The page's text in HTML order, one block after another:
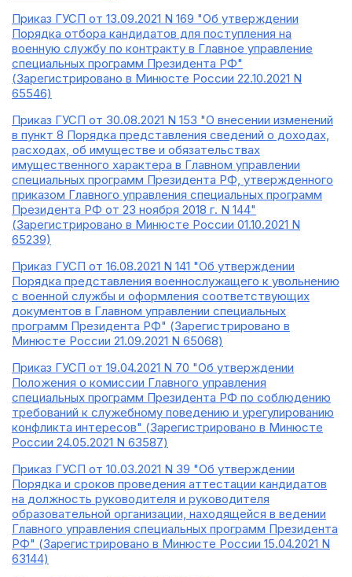
Приказ ГУСП от 13.09.2021 N 169 "Об утверждении
Порядка отбора кандидатов для поступления на
военную службу по контракту в Главное управление
специальных программ Президента РФ"
(Зарегистрировано в Минюсте России 22.10.2021 N
65546)
Приказ ГУСП от 30.08.2021 N 153 "О внесении изменений
в пункт 8 Порядка представления сведений о доходах,
расходах, об имуществе и обязательствах
имущественного характера в Главном управлении
специальных программ Президента РФ, утвержденного
приказом Главного управления специальных программ
Президента РФ от 23 ноября 2018 г. N 144"
(Зарегистрировано в Минюсте России 01.10.2021 N
65239)
Приказ ГУСП от 16.08.2021 N 141 "Об утверждении
Порядка представления военнослужащего к увольнению
с военной службы и оформления соответствующих
документов в Главном управлении специальных
программ Президента РФ" (Зарегистрировано в
Минюсте России 21.09.2021 N 65068)
Приказ ГУСП от 19.04.2021 N 70 "Об утверждении
Положения о комиссии Главного управления
специальных программ Президента РФ по соблюдению
требований к служебному поведению и урегулированию
конфликта интересов" (Зарегистрировано в Минюсте
России 24.05.2021 N 63587)
Приказ ГУСП от 10.03.2021 N 39 "Об утверждении
Порядка и сроков проведения аттестации кандидатов
на должность руководителя и руководителя
образовательной организации, находящейся в ведении
Главного управления специальных программ Президента
РФ" (Зарегистрировано в Минюсте России 15.04.2021 N
63144)